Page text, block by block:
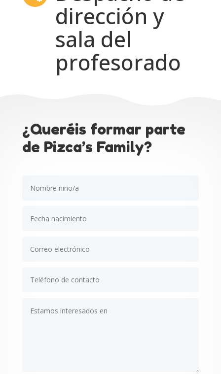
dirección y
sala del
profesorado
¿Queréis formar parte
de Pizca’s Family?